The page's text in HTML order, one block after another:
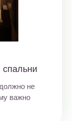
не
важно